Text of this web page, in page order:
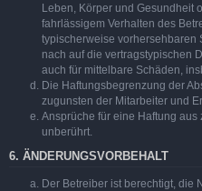
Leben, Körper und Gesundheit
fahrlässigem Verhalten des
typischerweise vorhersehbaren
nach auf die vertragstypischen
auch für mittelbare Schäden,
Die Haftungsbegrenzung der
zugunsten der Mitarbeiter und
Ansprüche für eine Haftung
unberührt.
6. ÄNDERUNGSVORBEHALT
Der Betreiber ist berechtigt, die